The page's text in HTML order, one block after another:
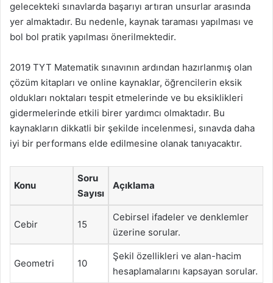
gelecekteki sınavlarda başarıyı artıran unsurlar arasında
yer almaktadır. Bu nedenle, kaynak taraması yapılması ve
bol bol pratik yapılması önerilmektedir.
2019 TYT Matematik sınavının ardından hazırlanmış olan
çözüm kitapları ve online kaynaklar, öğrencilerin eksik
oldukları noktaları tespit etmelerinde ve bu eksiklikleri
gidermelerinde etkili birer yardımcı olmaktadır. Bu
kaynakların dikkatli bir şekilde incelenmesi, sınavda daha
iyi bir performans elde edilmesine olanak tanıyacaktır.
Konu
Soru
Sayısı
Açıklama
Cebir 15
Cebirsel ifadeler ve denklemler
üzerine sorular.
Geometri 10
Şekil özellikleri ve alan-hacim
hesaplamalarını kapsayan sorular.